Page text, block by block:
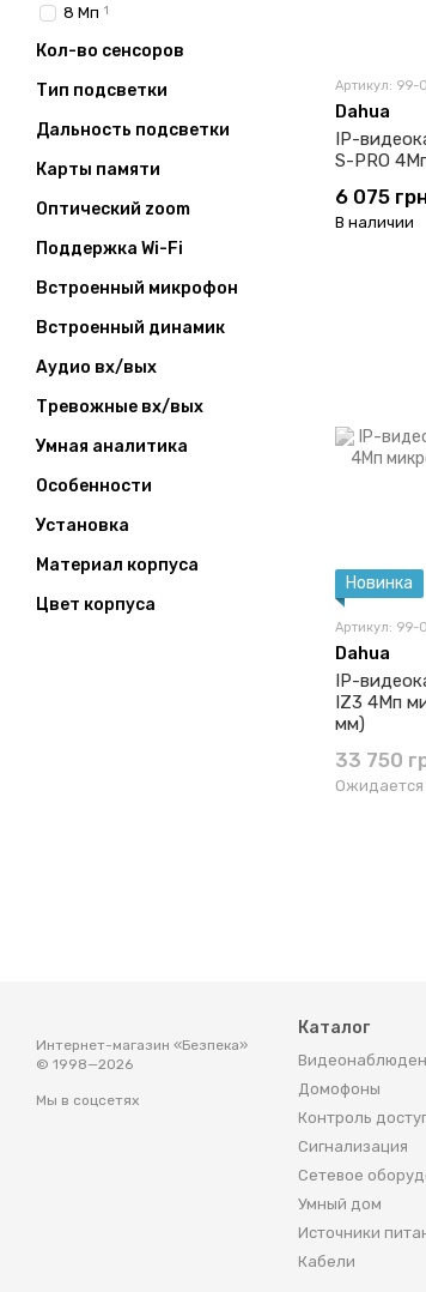
Артикул: 99-
Dahua
IP-
S-PRO
6 075
В наличии
Новинка
Артикул: 99-
Dahua
IP-
IZ3 4Мп
мм)
33 750
Ожидается
8 Мп 1
Кол-во сенсоров
Тип подсветки
Дальность подсветки
Карты памяти
Оптический zoom
Поддержка Wi-Fi
Встроенный микрофон
Встроенный динамик
Аудио вх/вых
Тревожные вх/вых
Умная аналитика
Особенности
Установка
Материал корпуса
Цвет корпуса
Интернет-магазин «Безпека»
© 1998—2026
Мы в соцсетях
Каталог
Домофоны
Контроль
Сигнализация
Сетевое
Умный дом
Источники
Кабели